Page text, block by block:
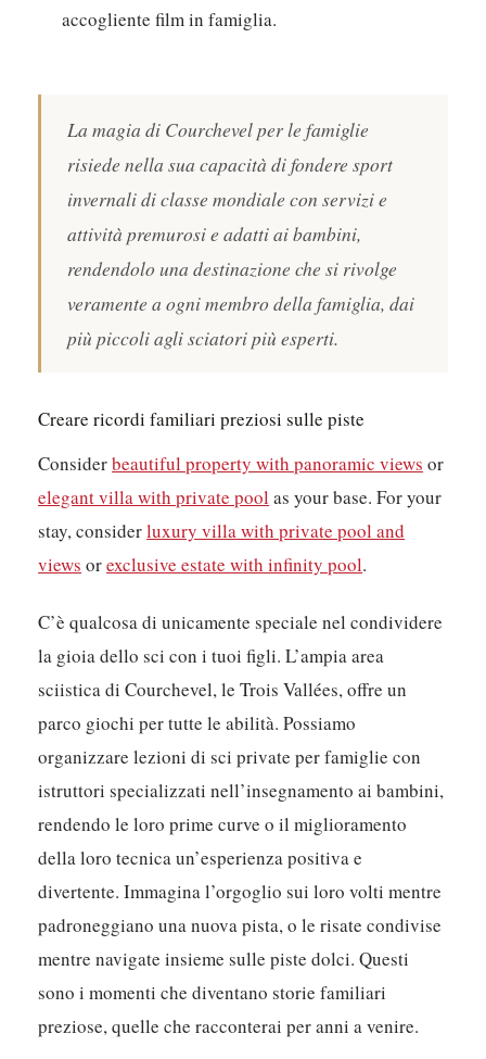
accogliente film in famiglia.
La magia di Courchevel per le famiglie
risiede nella sua capacità di fondere sport
invernali di classe mondiale con servizi e
attività premurosi e adatti ai bambini,
rendendolo una destinazione che si rivolge
veramente a ogni membro della famiglia, dai
più piccoli agli sciatori più esperti.
Creare ricordi familiari preziosi sulle piste
Considerbeautiful property with panoramic views or
elegant villa with private pool as your base. For your
stay, considerluxury villa with private pool and
views orexclusive estate with infinity pool.
C’è qualcosa di unicamente speciale nel condividere
la gioia dello sci con i tuoi figli. L’ampia area
sciistica di Courchevel, le Trois Vallées, offre un
parco giochi per tutte le abilità. Possiamo
organizzare lezioni di sci private per famiglie con
istruttori specializzati nell’insegnamento ai bambini,
rendendo le loro prime curve o il miglioramento
della loro tecnica un’esperienza positiva e
divertente. Immagina l’orgoglio sui loro volti mentre
padroneggiano una nuova pista, o le risate condivise
mentre navigate insieme sulle piste dolci. Questi
sono i momenti che diventano storie familiari
preziose, quelle che racconterai per anni a venire.